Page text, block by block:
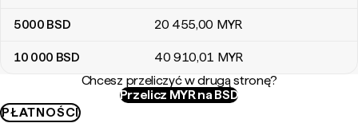
5000 BSD 20 455,00 MYR
10 000 BSD 40 910,01 MYR
Chcesz przeliczyć w drugą stronę?
Przelicz MYR na BSD
PŁATNOŚCI